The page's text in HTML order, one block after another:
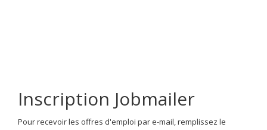
Inscription Jobmailer
Pour recevoir les offres d'emploi par e-mail, remplissez le